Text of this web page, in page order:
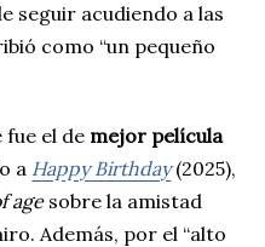
seguir acudiendo a las
como “un pequeño
fue el de mejor película
a Happy Birthday(2025),
agesobre la amistad
Además, por el “alto